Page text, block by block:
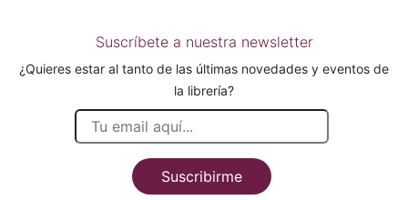
Suscríbete a nuestra newsletter
¿Quieres estar al tanto de las últimas novedades y eventos de
la librería?
Suscribirme